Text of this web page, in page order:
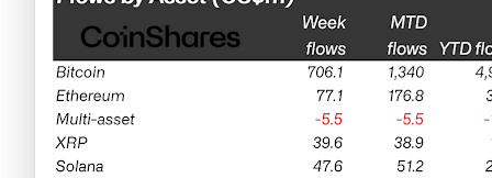
Shitcoins
Próximas criptomonedas en Binance
Memecoins de Solana
Shitcoins